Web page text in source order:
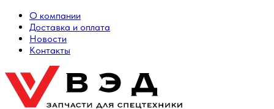
О компании
Доставка и оплата
Новости
Контакты